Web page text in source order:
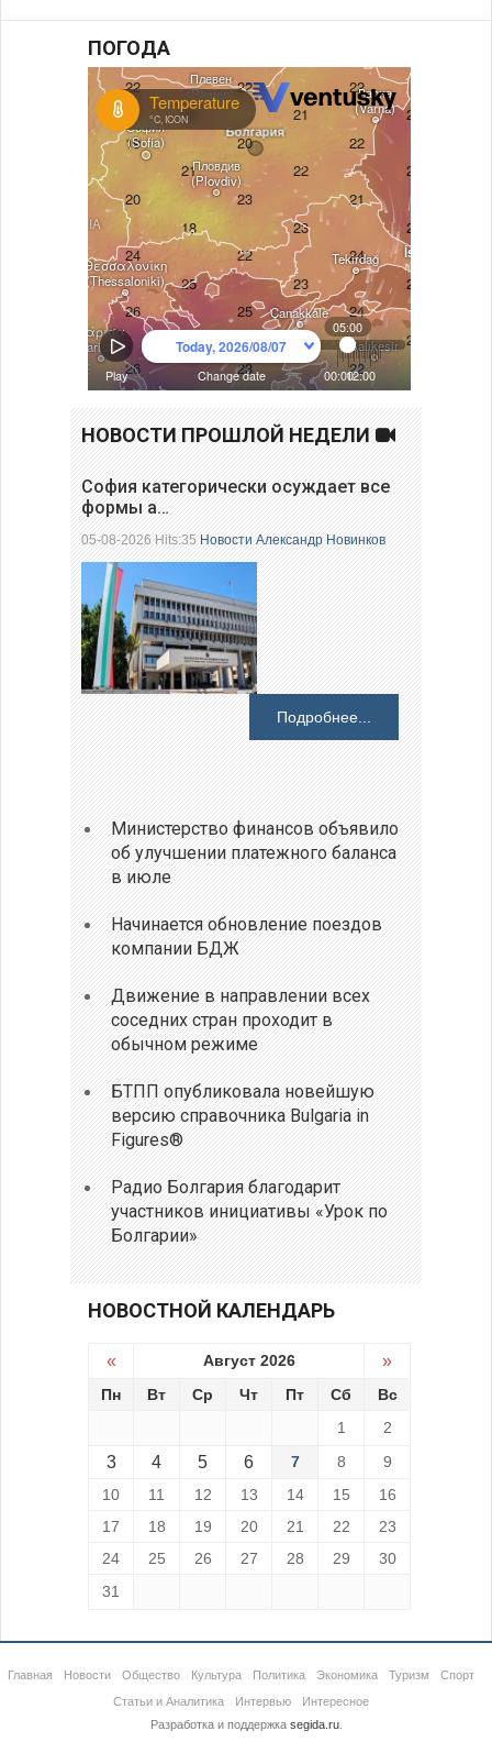
ПОГОДА
НОВОСТИ ПРОШЛОЙ НЕДЕЛИ
София категорически осуждает все
формы а…
05-08-2026 Hits:35Новости Александр Новинков
Подробнее...
Министерство финансов объявило
об улучшении платежного баланса
в июле
Начинается обновление поездов
компании БДЖ
Движение в направлении всех
соседних стран проходит в
обычном режиме
БТПП опубликовала новейшую
версию справочника Bulgaria in
Figures®
Радио Болгария благодарит
участников инициативы «Урок по
Болгарии»
НОВОСТНОЙ КАЛЕНДАРЬ
« Август 2026 »
Пн Вт Ср Чт Пт Сб
Вс
1
2
3 4 5 6 7 8
9
10
11 12 13 14 15
16
17
18 19 20 21 22
23
24
25 26 27 28 29
30
31
Главная Новости Общество Культура Политика Экономика Туризм
Спорт
Статьи и Аналитика
Интервью
Интересное
Разработка и поддержка segida.ru.